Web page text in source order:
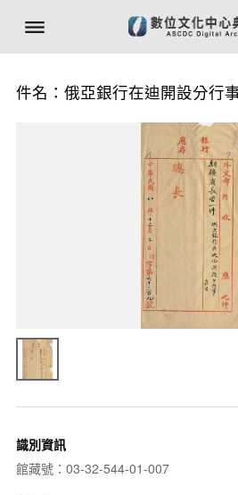
件名：俄亞銀行在迪開設分行
識別資訊
館藏號：03-32-544-01-007